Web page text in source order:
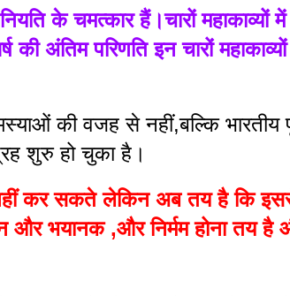
के चमत्कार हैं।चारों महाकाव्यों
अंतिम परिणति इन चारों
की वजह से नहीं,बल्कि भारतीय
शुरु हो चुका है।
कर सकते लेकिन अब तय है कि
और भयानक ,और निर्मम होना तय